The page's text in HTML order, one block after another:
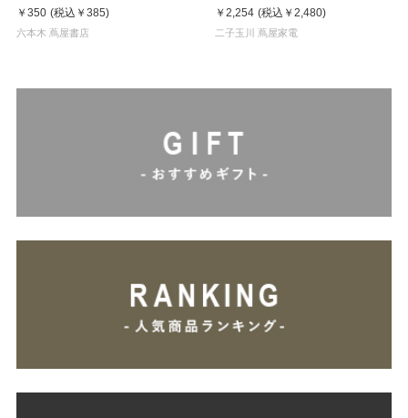
￥350 (税込 ￥385)
六本木 蔦屋書店
￥2,254 (税込 ￥2,480)
二子玉川 蔦屋家電